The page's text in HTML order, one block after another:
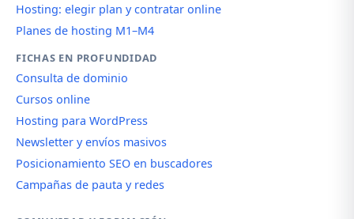
Hosting: elegir plan y contratar online
Planes de hosting M1–M4
FICHAS EN PROFUNDIDAD
Consulta de dominio
Cursos online
Hosting para WordPress
Newsletter y envíos masivos
Posicionamiento SEO en buscadores
Campañas de pauta y redes